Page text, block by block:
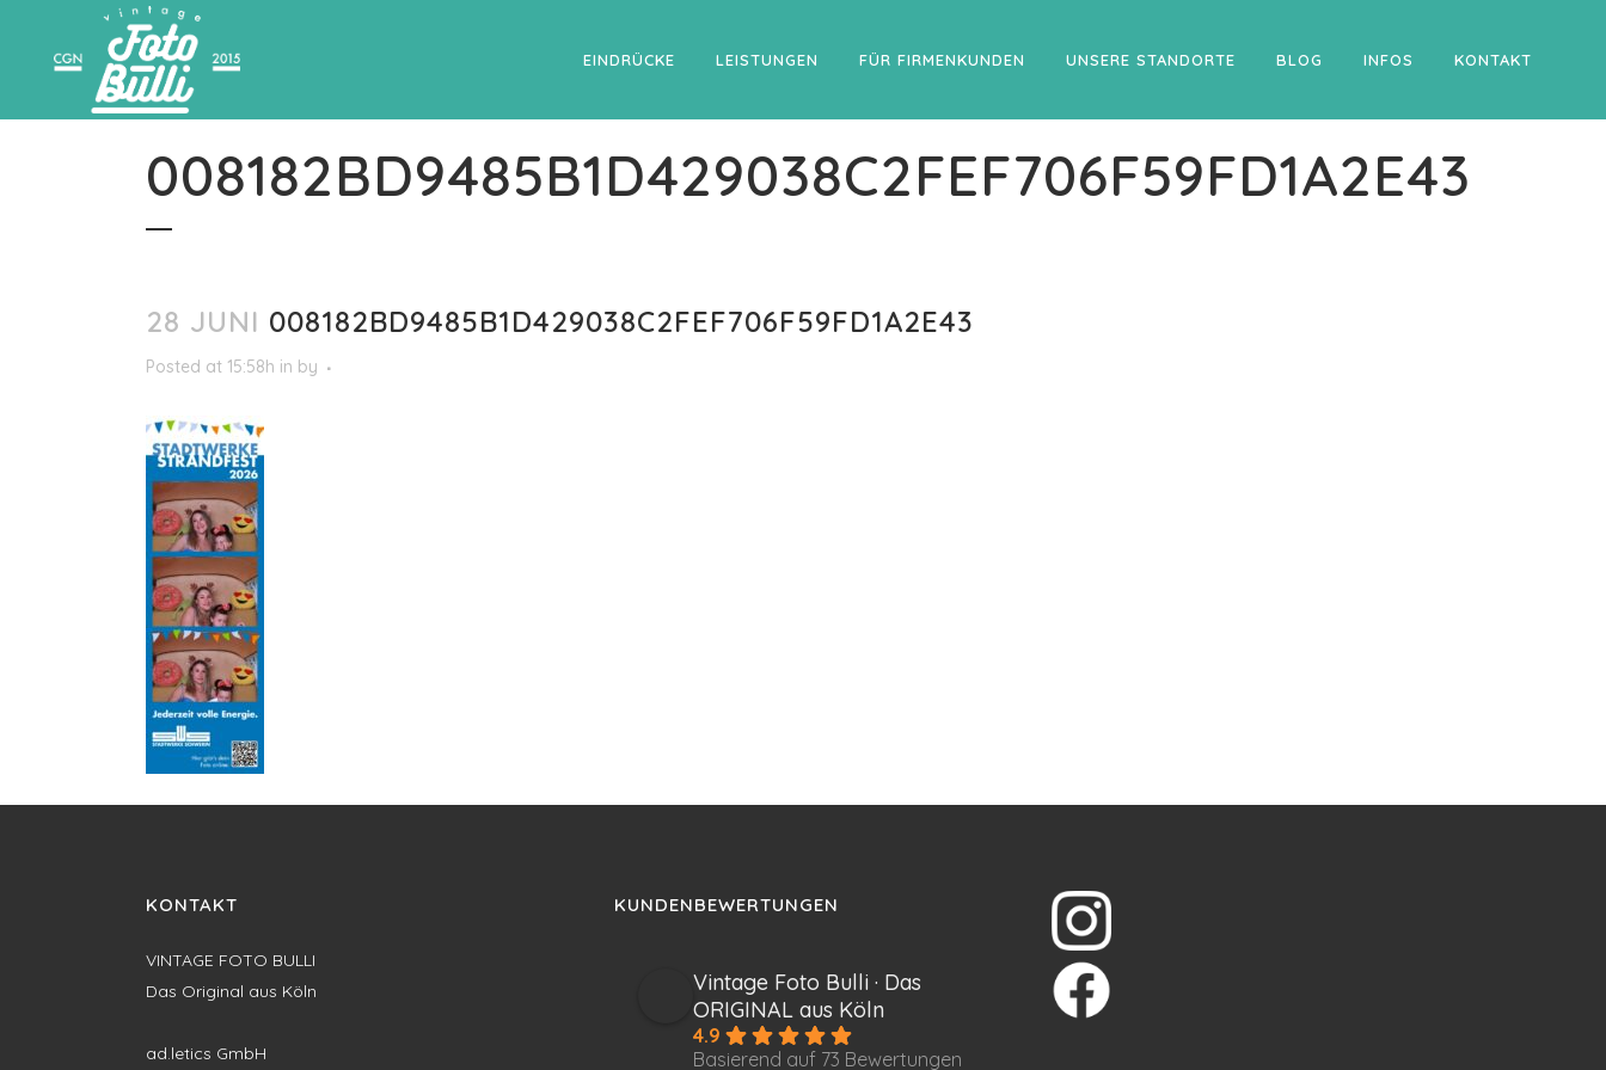
EINDRÜCKE LEISTUNGEN FÜR FIRMENKUNDEN UNSERE STANDORTE BLOG INFOS KONTAKT
008182BD9485B1D429038C2FEF706F59FD1A2E43
28 JUNI 008182BD9485B1D429038C2FEF706F59FD1A2E43
Posted at 15:58h in by
KONTAKT
VINTAGE FOTO BULLI
Das Original aus Köln
ad.letics GmbH
KUNDENBEWERTUNGEN
Vintage Foto Bulli · Das
ORIGINAL aus Köln
4.9
Basierend auf 73 Bewertungen